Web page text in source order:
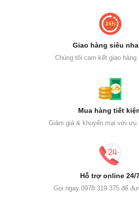
Giao hàng siêu
Chúng tôi cam kết giao hàng
Mua hàng tiết
Giảm giá & khuyến mại với
Hỗ trợ online 24/
Gọi ngay 0978 319 375 để